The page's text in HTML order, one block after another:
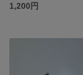
1,200円